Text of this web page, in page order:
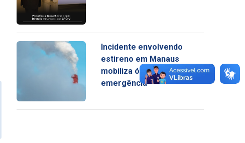
Incidente envolvendo
estireno em Manaus
mobiliza órgãos de
emergência